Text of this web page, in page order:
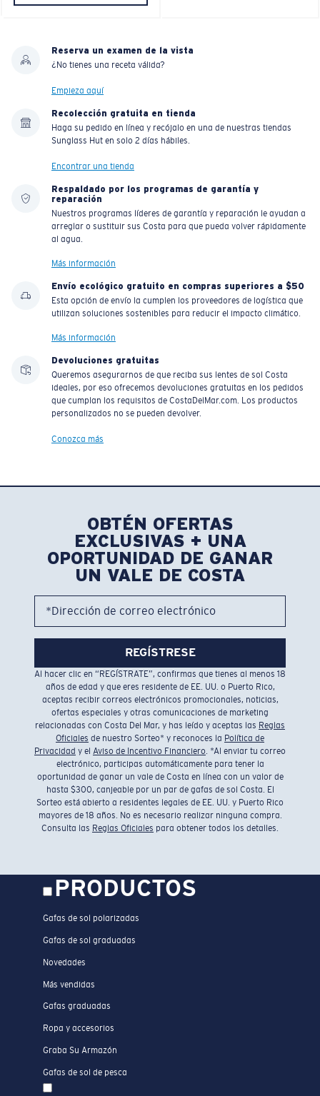
Reserva un examen de la vista
¿No tienes una receta válida?
Empieza aquí
Recolección gratuita en tienda
Haga su pedido en línea y recójalo en una de nuestras tiendas
Sunglass Hut en solo 2 días hábiles.
Encontrar una tienda
Respaldado por los programas de garantía y
reparación
Nuestros programas líderes de garantía y reparación le ayudan a
arreglar o sustituir sus Costa para que pueda volver rápidamente
al agua.
Más información
Envío ecológico gratuito en compras superiores a $50
Esta opción de envío la cumplen los proveedores de logística que
utilizan soluciones sostenibles para reducir el impacto climático.
Más información
Devoluciones gratuitas
Queremos asegurarnos de que reciba sus lentes de sol Costa
ideales, por eso ofrecemos devoluciones gratuitas en los pedidos
que cumplan los requisitos de CostaDelMar.com. Los productos
personalizados no se pueden devolver.
Conozca más
OBTÉN OFERTAS
EXCLUSIVAS + UNA
OPORTUNIDAD DE GANAR
UN VALE DE COSTA
*Dirección de correo electrónico
REGÍSTRESE
Al hacer clic en “REGÍSTRATE”, confirmas que tienes al menos 18
años de edad y que eres residente de EE. UU. o Puerto Rico,
aceptas recibir correos electrónicos promocionales, noticias,
ofertas especiales y otras comunicaciones de marketing
relacionadas con Costa Del Mar, y has leído y aceptas las Reglas
Oficiales de nuestro Sorteo* y reconoces la Política de
Privacidad y el Aviso de Incentivo Financiero. *Al enviar tu correo
electrónico, participas automáticamente para tener la
oportunidad de ganar un vale de Costa en línea con un valor de
hasta $300, canjeable por un par de gafas de sol Costa. El
Sorteo está abierto a residentes legales de EE. UU. y Puerto Rico
mayores de 18 años. No es necesario realizar ninguna compra.
Consulta las Reglas Oficiales para obtener todos los detalles.
PRODUCTOS
Gafas de sol polarizadas
Gafas de sol graduadas
Novedades
Más vendidas
Gafas graduadas
Ropa y accesorios
Graba Su Armazón
Gafas de sol de pesca